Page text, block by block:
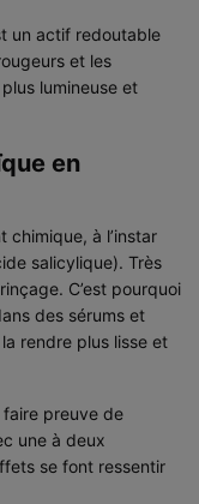
un actif redoutable
et les
lumineuse et
en
chimique, à l’instar
salicylique). Très
C’est pourquoi
des sérums et
rendre plus lisse et
faire preuve de
une à deux
se font ressentir